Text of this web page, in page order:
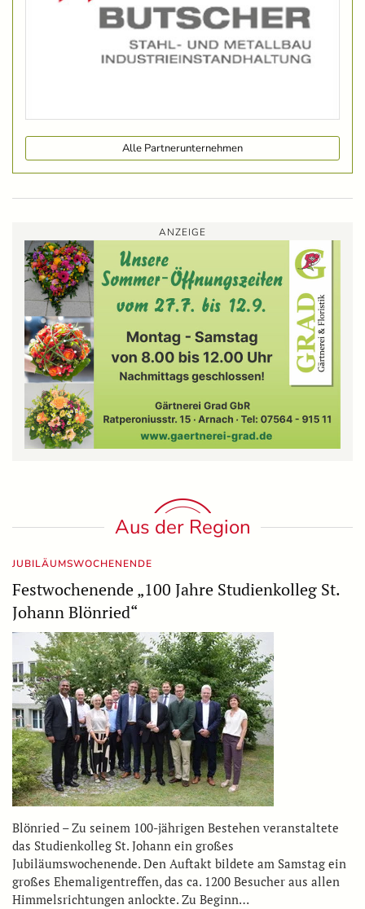
Alle Partnerunternehmen
ANZEIGE
Aus der Region
JUBILÄUMSWOCHENENDE
Festwochenende „100 Jahre Studienkolleg St.
Johann Blönried“
Blönried – Zu seinem 100-jährigen Bestehen veranstaltete
das Studienkolleg St. Johann ein großes
Jubiläumswochenende. Den Auftakt bildete am Samstag ein
großes Ehemaligentreffen, das ca. 1200 Besucher aus allen
Himmelsrichtungen anlockte. Zu Beginn…